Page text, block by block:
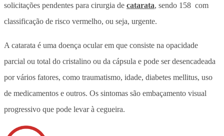
solicitações pendentes para cirurgia de catarata, sendo 158 com
classificação de risco vermelho, ou seja, urgente.
A catarata é uma doença ocular em que consiste na opacidade
parcial ou total do cristalino ou da cápsula e pode ser desencadeada
por vários fatores, como traumatismo, idade, diabetes mellitus, uso
de medicamentos e outros. Os sintomas são embaçamento visual
progressivo que pode levar à cegueira.